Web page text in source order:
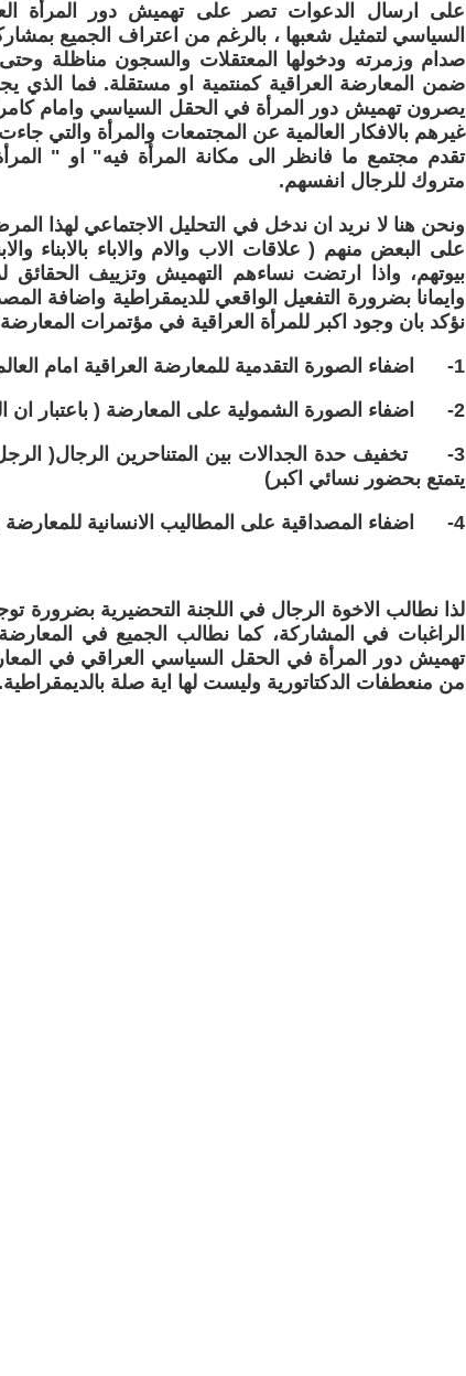
على ارسال الدعوات تصر على تهميش دور المرأة
السياسي لتمثيل شعبها ، بالرغم من اعتراف الجميع
صدام وزمرته ودخولها المعتقلات والسجون مناظلة وحتى
ضمن المعارضة العراقية كمنتمية او مستقلة. فما الذي
يصرون تهميش دور المرأة في الحقل السياسي وامام
غيرهم بالافكار العالمية عن المجتمعات والمرأة والتي
تقدم مجتمع ما فانظر الى مكانة المرأة فيه" او "
متروك للرجال انفسهم.
ونحن هنا لا نريد ان ندخل في التحليل الاجتماعي لهذا
على البعض منهم ( علاقات الاب والام والاباء بالابناء
بيوتهم، واذا ارتضت نساءهم التهميش وتزييف الحقائق
وايمانا بضرورة التفعيل الواقعي للديمقراطية واضافة
نؤكد بان وجود اكبر للمرأة العراقية في مؤتمرات
1- اضفاء الصورة التقدمية للمعارضة العراقية امام العالم .
2- اضفاء الصورة الشمولية على المعارضة ( باعتبار ان المرأة نصف المجتمع).
3- تخفيف حدة الجدالات بين المتناحرين الرجال(
يتمتع بحضور نسائي اكبر)
4- اضفاء المصداقية على المطاليب الانسانية للمعارضة ( قضية المرأة والانسان)
لذا نطالب الاخوة الرجال في اللجنة التحضيرية بضرورة
الراغبات في المشاركة، كما نطالب الجميع في المعارضة
تهميش دور المرأة في الحقل السياسي العراقي في
من منعطفات الدكتاتورية وليست لها اية صلة بالديمقراطية.